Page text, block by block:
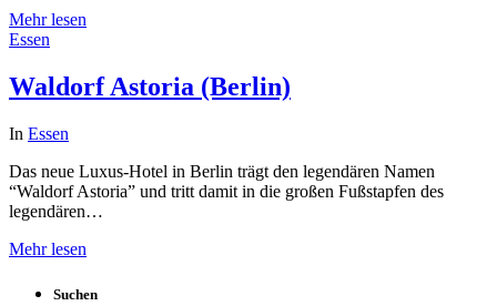
Mehr lesen
Essen
Waldorf Astoria (Berlin)
In Essen
Das neue Luxus-Hotel in Berlin trägt den legendären Namen
“Waldorf Astoria” und tritt damit in die großen Fußstapfen des
legendären…
Mehr lesen
Suchen